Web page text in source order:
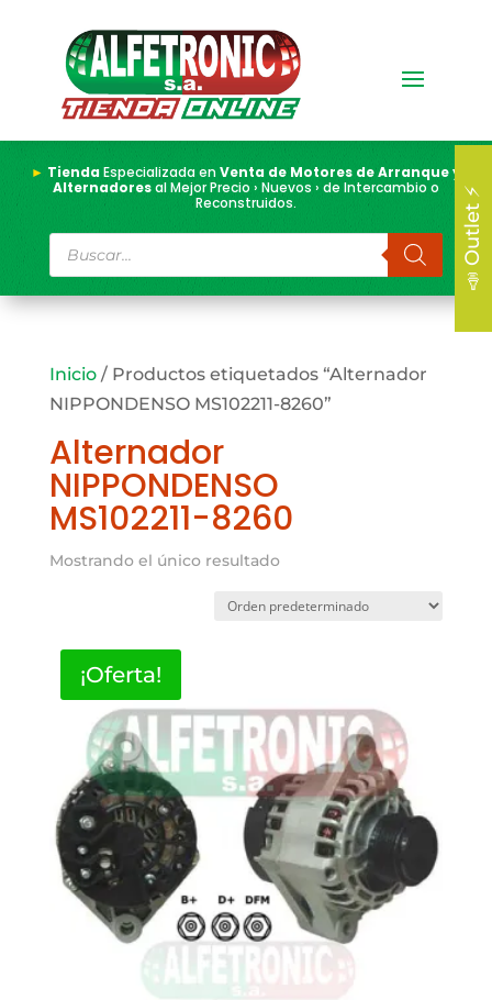
► TiendaEspecializada enVenta de Motores de Arranque y
Alternadoresal Mejor Precio › Nuevos › de Intercambio o
Reconstruidos.
Búsqueda
de
productos
Inicio/ Productos etiquetados “Alternador
NIPPONDENSO MS102211-8260”
Alternador
NIPPONDENSO
MS102211-8260
Mostrando el único resultado
¡Oferta!
📣 Outlet ⚡